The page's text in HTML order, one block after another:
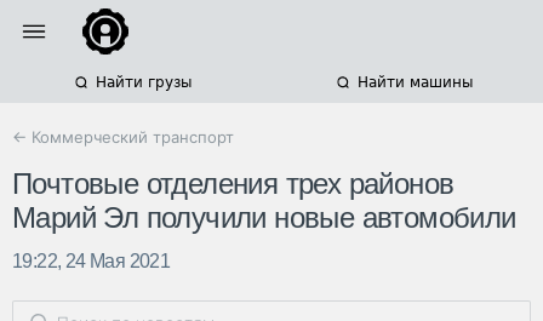
Найти грузы Найти машины
← Коммерческий транспорт
Почтовые отделения трех районов
Марий Эл получили новые автомобили
19:22, 24 Мая 2021